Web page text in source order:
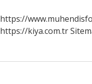
Damar
https://
https://kiya.com.tr